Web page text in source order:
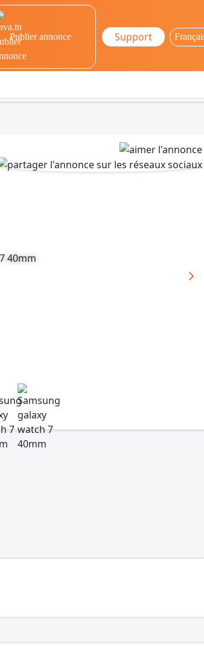
Publier annonce Support